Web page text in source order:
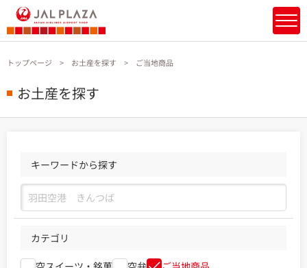
トップページ お土産を探す ご当地商品
お土産を探す
キーワードから探す
カテゴリ